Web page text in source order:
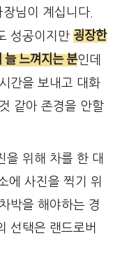
님이 계십니다.
성공이지만 굉장한
늘 느껴지는 분인데
간을 보내고 대화
같아 존경을 안할
을 위해 차를 한 대
에 사진을 찍기 위
박을 해야하는 경
선택은 랜드로버